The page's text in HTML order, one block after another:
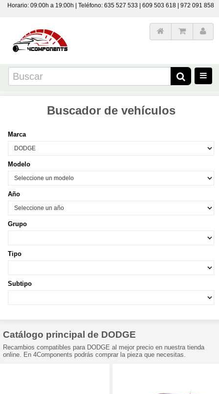
Horario: 09:00h a 19:00h | Teléfono: 635 527 533 | 609 503 618 | 972 091 858
Buscador de vehículos
Marca
Modelo
Año
Grupo
Tipo
Subtipo
Catálogo principal de DODGE
Recambios compatibles para DODGE al mejor precio en nuestra tienda
online. En 4Components podrás comprar la pieza que necesitas.